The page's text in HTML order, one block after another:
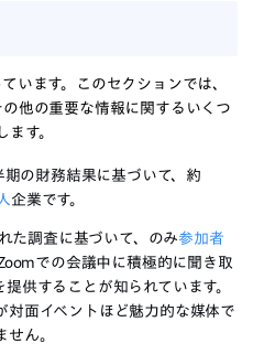
います。このセクションでは、
他の重要な情報に関するいくつ
す。
の財務結果に基づいて、約
企業です。
た調査に基づいて、のみ参加者
での会議中に積極的に聞き取
供することが知られています。
対面イベントほど魅力的な媒体で
せん。